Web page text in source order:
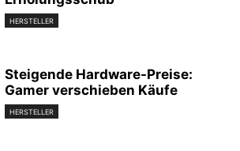
HERSTELLER
Steigende Hardware-Preise:
Gamer verschieben Käufe
HERSTELLER